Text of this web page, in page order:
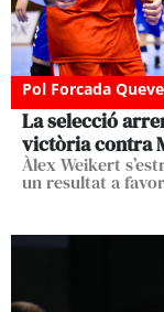
Pol Forcada
La selecció
victòria contra
Àlex Weikert
un resultat a